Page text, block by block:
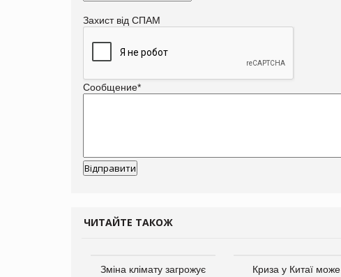
Захист від СПАМ
Сообщение*
ЧИТАЙТЕ ТАКОЖ
Зміна клімату загрожує
Криза у Китаї може